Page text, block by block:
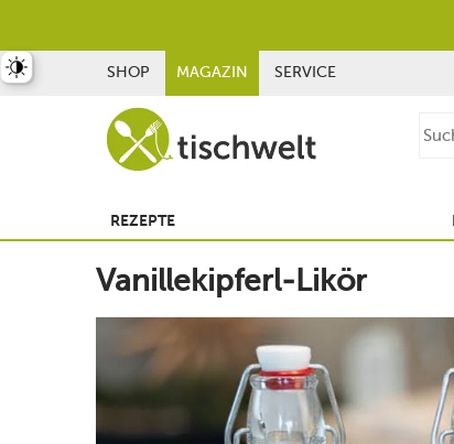
SHOP MAGAZIN SERVICE
REZEPTE
Vanillekipferl-Likör
umschalten